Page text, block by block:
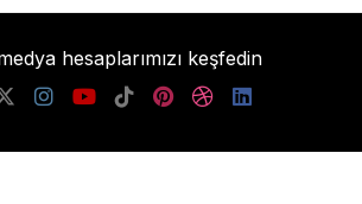
hesaplarımızı keşfedin